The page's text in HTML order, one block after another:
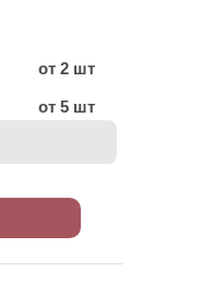
от 2 шт
от 5 шт